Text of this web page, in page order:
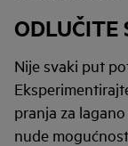
ODLUČITE
Nije svaki put
pranja za
nude